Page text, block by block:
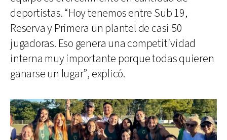
deportistas. “Hoy tenemos entre Sub 19,
Reserva y Primera un plantel de casi 50
jugadoras. Eso genera una competitividad
interna muy importante porque todas quieren
ganarse un lugar”, explicó.